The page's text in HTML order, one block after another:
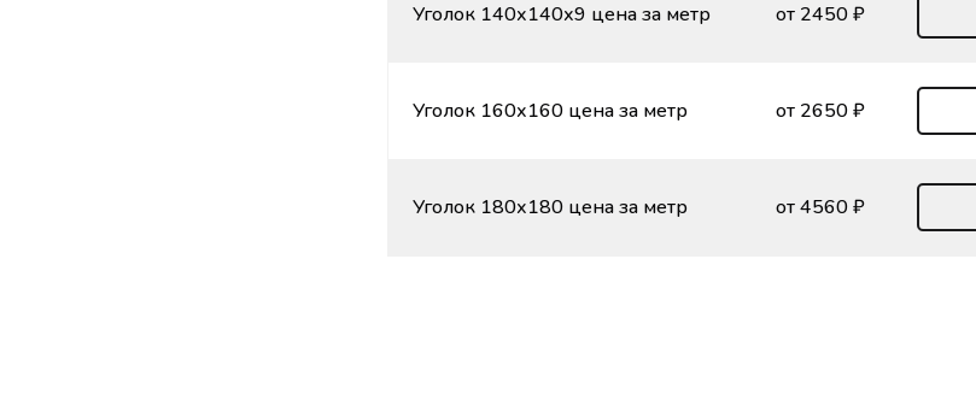
Уголок 140х140х9 цена за метр от 2450 ₽
Уголок 160х160 цена за метр от 2650 ₽
Уголок 180х180 цена за метр от 4560 ₽